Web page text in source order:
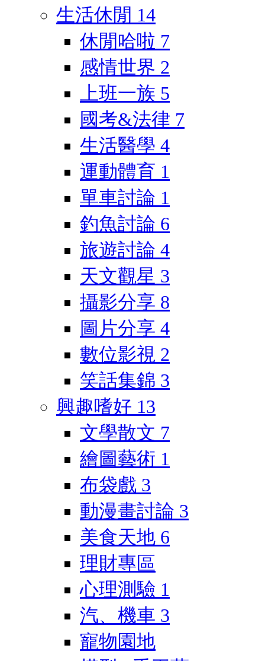
生活休閒 14
休閒哈啦 7
感情世界 2
上班一族 5
國考&法律 7
生活醫學 4
運動體育 1
單車討論 1
釣魚討論 6
旅遊討論 4
天文觀星 3
攝影分享 8
圖片分享 4
數位影視 2
笑話集錦 3
興趣嗜好 13
文學散文 7
繪圖藝術 1
布袋戲 3
動漫畫討論 3
美食天地 6
理財專區
心理測驗 1
汽、機車 3
寵物園地